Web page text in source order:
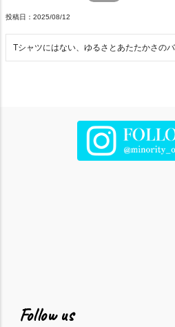
投稿日 2025/08/12
Tシャツにはない、ゆるさとあたたかさの
Follow us